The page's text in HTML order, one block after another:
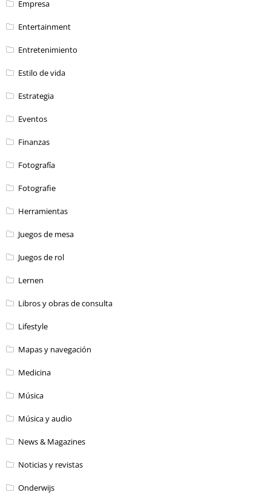
Empresa
Entertainment
Entretenimiento
Estilo de vida
Estrategia
Eventos
Finanzas
Fotografía
Fotografie
Herramientas
Juegos de mesa
Juegos de rol
Lernen
Libros y obras de consulta
Lifestyle
Mapas y navegación
Medicina
Música
Música y audio
News & Magazines
Noticias y revistas
Onderwijs